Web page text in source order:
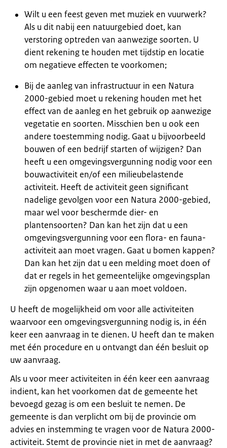
Wilt u een feest geven met muziek en vuurwerk?
Als u dit nabij een natuurgebied doet, kan
verstoring optreden van aanwezige soorten. U
dient rekening te houden met tijdstip en locatie
om negatieve effecten te voorkomen;
Bij de aanleg van infrastructuur in een Natura
2000-gebied moet u rekening houden met het
effect van de aanleg en het gebruik op aanwezige
vegetatie en soorten. Misschien ben u ook een
andere toestemming nodig. Gaat u bijvoorbeeld
bouwen of een bedrijf starten of wijzigen? Dan
heeft u een omgevingsvergunning nodig voor een
bouwactiviteit en/of een milieubelastende
activiteit. Heeft de activiteit geen significant
nadelige gevolgen voor een Natura 2000-gebied,
maar wel voor beschermde dier- en
plantensoorten? Dan kan het zijn dat u een
omgevingsvergunning voor een flora- en fauna-
activiteit aan moet vragen. Gaat u bomen kappen?
Dan kan het zijn dat u een melding moet doen of
dat er regels in het gemeentelijke omgevingsplan
zijn opgenomen waar u aan moet voldoen.
U heeft de mogelijkheid om voor alle activiteiten
waarvoor een omgevingsvergunning nodig is, in één
keer een aanvraag in te dienen. U heeft dan te maken
met één procedure en u ontvangt dan één besluit op
uw aanvraag.
Als u voor meer activiteiten in één keer een aanvraag
indient, kan het voorkomen dat de gemeente het
bevoegd gezag is om een besluit te nemen. De
gemeente is dan verplicht om bij de provincie om
advies en instemming te vragen voor de Natura 2000-
activiteit. Stemt de provincie niet in met de aanvraag?